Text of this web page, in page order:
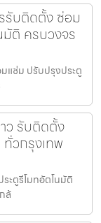
รับติดตั้ง ซ่อม
มัติ ครบวงจร
แซ่ม ปรับปรุงประตู
ว รับติดตั้ง
วกรุงเทพ
ะตูรีโมทอัตโนมัติ
ล้